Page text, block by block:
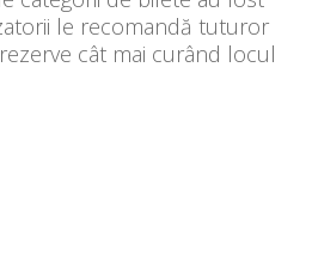
le recomandă tuturor
cât mai curând locul